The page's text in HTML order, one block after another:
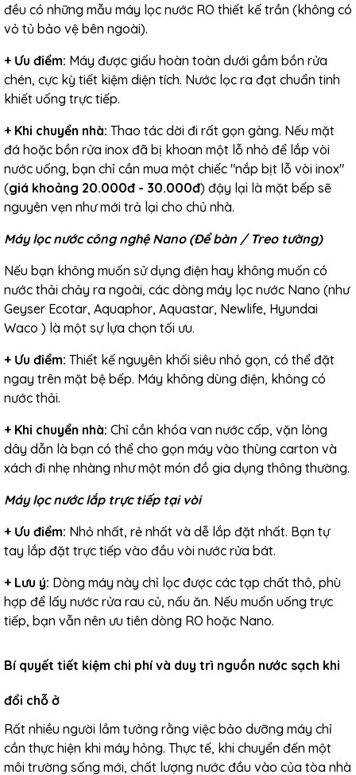
đều có những mẫu máy lọc nước RO thiết kế trần (không có
vỏ tủ bảo vệ bên ngoài).
+ Ưu điểm: Máy được giấu hoàn toàn dưới gầm bồn rửa
chén, cực kỳ tiết kiệm diện tích. Nước lọc ra đạt chuẩn tinh
khiết uống trực tiếp.
+ Khi chuyển nhà: Thao tác dời đi rất gọn gàng. Nếu mặt
đá hoặc bồn rửa inox đã bị khoan một lỗ nhỏ để lắp vòi
nước uống, bạn chỉ cần mua một chiếc "nắp bịt lỗ vòi inox"
(giá khoảng 20.000đ - 30.000đ) đậy lại là mặt bếp sẽ
nguyên vẹn như mới trả lại cho chủ nhà.
Máy lọc nước công nghệ Nano (Để bàn / Treo tường)
Nếu bạn không muốn sử dụng điện hay không muốn có
nước thải chảy ra ngoài, các dòng máy lọc nước Nano (như
Geyser Ecotar, Aquaphor, Aquastar, Newlife, Hyundai
Waco ) là một sự lựa chọn tối ưu.
+ Ưu điểm: Thiết kế nguyên khối siêu nhỏ gọn, có thể đặt
ngay trên mặt bệ bếp. Máy không dùng điện, không có
nước thải.
+ Khi chuyển nhà: Chỉ cần khóa van nước cấp, vặn lỏng
dây dẫn là bạn có thể cho gọn máy vào thùng carton và
xách đi nhẹ nhàng như một món đồ gia dụng thông thường.
Máy lọc nước lắp trực tiếp tại vòi
+ Ưu điểm: Nhỏ nhất, rẻ nhất và dễ lắp đặt nhất. Bạn tự
tay lắp đặt trực tiếp vào đầu vòi nước rửa bát.
+ Lưu ý: Dòng máy này chỉ lọc được các tạp chất thô, phù
hợp để lấy nước rửa rau củ, nấu ăn. Nếu muốn uống trực
tiếp, bạn vẫn nên ưu tiên dòng RO hoặc Nano.
Bí quyết tiết kiệm chi phí và duy trì nguồn nước sạch khi
đổi chỗ ở
Rất nhiều người lầm tưởng rằng việc bảo dưỡng máy chỉ
cần thực hiện khi máy hỏng. Thực tế, khi chuyển đến một
môi trường sống mới, chất lượng nước đầu vào của tòa nhà